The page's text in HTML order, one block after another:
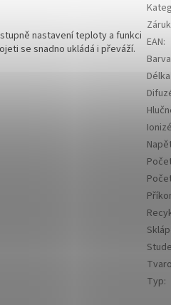
nastavení teploty a funkci
se snadno ukládá i převáží.
EAN:
Barva
Typ: